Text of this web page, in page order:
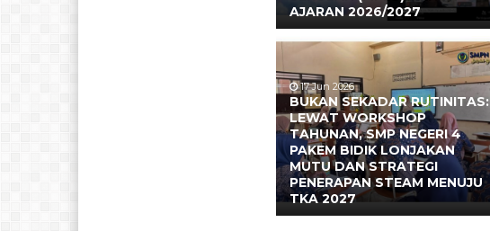
AJARAN 2026/2027
17 Jun 2026
BUKAN SEKADAR RUTINITAS:
LEWAT WORKSHOP
TAHUNAN, SMP NEGERI 4
PAKEM BIDIK LONJAKAN
MUTU DAN STRATEGI
PENERAPAN STEAM MENUJU
TKA 2027